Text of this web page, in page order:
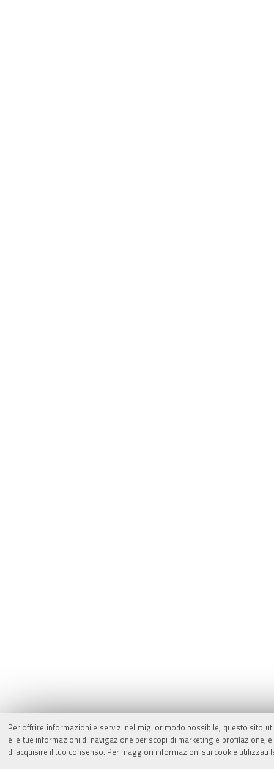
Per offrire informazioni e servizi nel miglior modo possibile, questo sito
e le tue informazioni di navigazione per scopi di marketing e
di acquisire il tuo consenso. Per maggiori informazioni sui cookie utilizzati